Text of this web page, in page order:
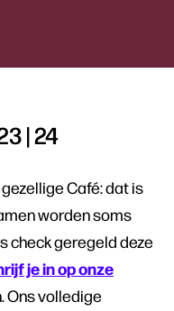
| 24
Café: dat is
worden soms
check geregeld deze
je in op onze
Ons volledige